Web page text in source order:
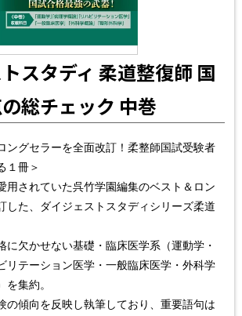
スタディ 柔道整復師 国
総チェック 中巻
ングセラーを全面改訂！柔整師国試受験者
１冊＞
用されていた呉竹学園編集のベスト＆ロン
した、ダイジェストスタディシリーズ柔道
に欠かせない基礎・臨床医学系（運動学・
リテーション医学・一般臨床医学・外科学
集約。
の傾向を反映し執筆しており、重要語句は